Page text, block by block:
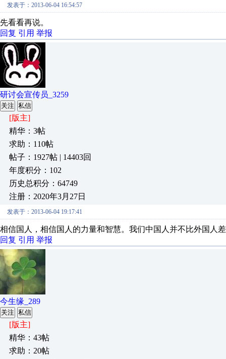
发表于：2013-06-04 16:54:57
先看看再说。
回复 引用 举报
研讨会宣传员_3259
关注 私信
[版主]
精华：3帖
求助：110帖
帖子：1927帖 | 14403回
年度积分：102
历史总积分：64749
注册：2020年3月27日
发表于：2013-06-04 19:17:41
相信国人，相信国人的力量和智慧。我们中国人并不比外国人
回复 引用 举报
今生缘_289
关注 私信
[版主]
精华：43帖
求助：20帖